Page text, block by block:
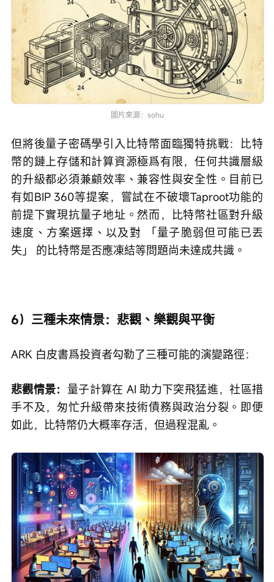
圖片來源：sohu
但將後量子密碼學引入比特幣面臨獨特挑戰：比特
幣的鏈上存儲和計算資源極爲有限，任何共識層級
的升級都必須兼顧效率、兼容性與安全性。目前已
有如BIP 360等提案，嘗試在不破壞Taproot功能的
前提下實現抗量子地址。然而，比特幣社區對升級
速度、方案選擇、以及對 「量子脆弱但可能已丟
失」 的比特幣是否應凍結等問題尚未達成共識。
6）三種未來情景：悲觀、樂觀與平衡
ARK 白皮書爲投資者勾勒了三種可能的演變路徑：
悲觀情景： 量子計算在 AI 助力下突飛猛進，社區措
手不及，匆忙升級帶來技術債務與政治分裂。即便
如此，比特幣仍大概率存活，但過程混亂。